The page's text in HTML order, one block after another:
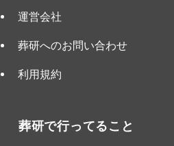
運営会社
葬研へのお問い合わせ
利用規約
葬研で行ってること